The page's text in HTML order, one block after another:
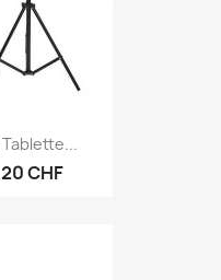
CHF